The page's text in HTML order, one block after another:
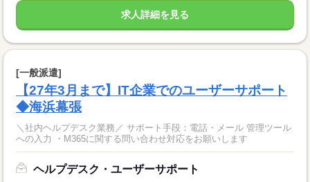
求人詳細を見る
[一般派遣]
【27年3月まで】IT企業でのユーザーサポート
◆海浜幕張
＼社内ヘルプデスク業務／ サポート手段：電話・メール 管理ツール
への入力 ・M365に関する問い合わせ対応をお願いします
ヘルプデスク・ユーザーサポート